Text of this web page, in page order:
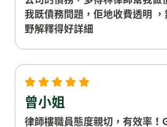
我既債務問題，佢地收費透明
野解釋得好詳細
曾小姐
律師樓職員態度親切，有效率！